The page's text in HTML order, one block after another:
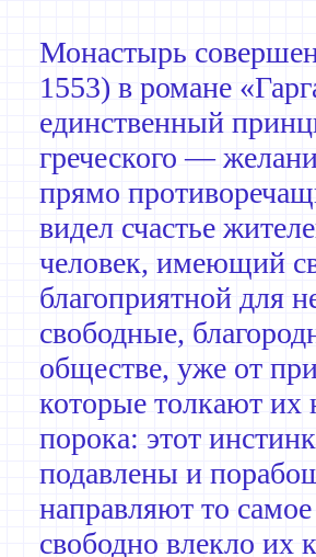
Монастырь
1553) в романе
единственный
греческого —
прямо
видел счастье
человек, имеющий
благоприятной для
свободные,
обществе, уже от
которые толкают их
порока: этот
подавлены и
направляют то
свободно влекло их